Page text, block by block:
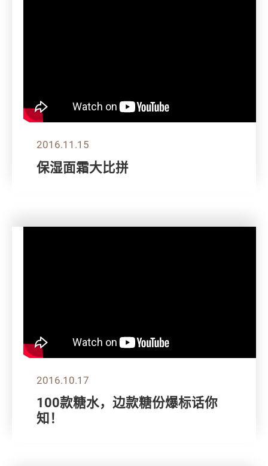
2016.11.15
保湿面霜大比拼
2016.10.17
100款糖水，边款糖份爆标话你
知！